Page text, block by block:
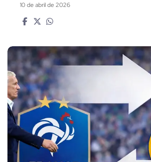
10 de abril de 2026